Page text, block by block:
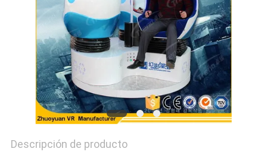
PRIVACY
POLICY
Descripción de producto